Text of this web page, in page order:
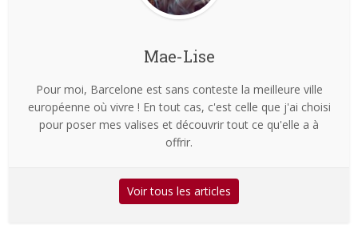
Mae-Lise
Pour moi, Barcelone est sans conteste la meilleure ville
européenne où vivre ! En tout cas, c'est celle que j'ai choisi
pour poser mes valises et découvrir tout ce qu'elle a à
offrir.
Voir tous les articles